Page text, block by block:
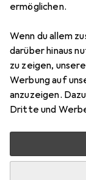
ermöglichen.
Wenn du allem
darüber hinaus
zu zeigen,
Werbung auf
anzuzeigen.
Dritte und
Deluxe
vor 6 Jahren